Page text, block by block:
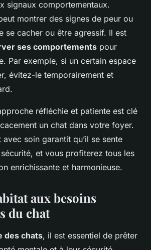
signaux comportementaux.
montrer des signes de peur ou
se cacher ou être agressif. Il est
ses comportements pour
Par exemple, si un certain espace
évitez-le temporairement et
réfléchie et patiente est clé
un chat dans votre foyer.
soin garantit qu’il se sente
et vous profiterez tous les
enrichissante et harmonieuse.
aux besoins
du chat
des chats, il est essentiel de prêter